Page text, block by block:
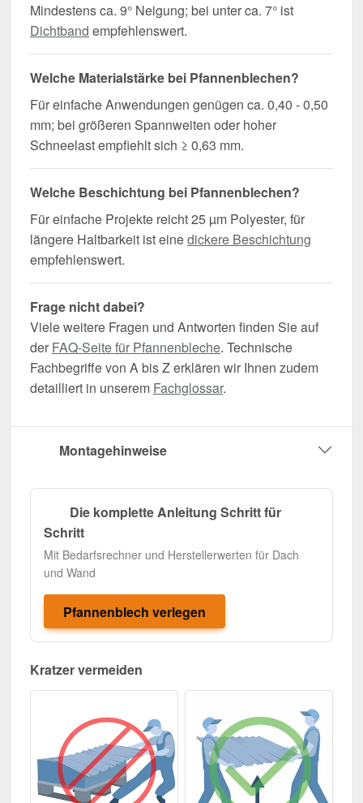
Mindestens ca. 9° Neigung; bei unter ca. 7° ist
Dichtband empfehlenswert.
Welche Materialstärke bei Pfannenblechen?
Für einfache Anwendungen genügen ca. 0,40 - 0,50
mm; bei größeren Spannweiten oder hoher
Schneelast empfiehlt sich ≥ 0,63 mm.
Welche Beschichtung bei Pfannenblechen?
Für einfache Projekte reicht 25 µm Polyester, für
längere Haltbarkeit ist einedickere Beschichtung
empfehlenswert.
Frage nicht dabei?
Viele weitere Fragen und Antworten finden Sie auf
der FAQ-Seite für Pfannenbleche. Technische
Fachbegriffe von A bis Z erklären wir Ihnen zudem
detailliert in unserem Fachglossar.
Montagehinweise
Die komplette Anleitung Schritt für
Schritt
Mit Bedarfsrechner und Herstellerwerten für Dach
und Wand
Pfannenblech verlegen
Kratzer vermeiden